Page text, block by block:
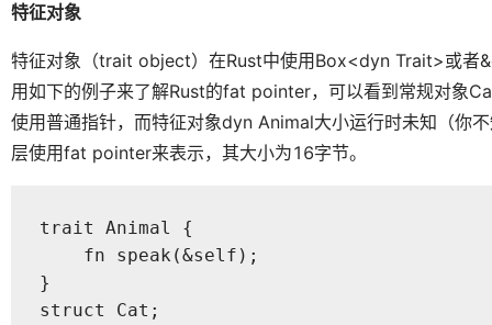
特征对象
特征对象（trait object）在Rust中使用Box<dyn Trait>或者
用如下的例子来了解Rust的fat pointer，可以看到常规对象
使用普通指针，而特征对象dyn Animal大小运行时未知（你
层使用fat pointer来表示，其大小为16字节。
trait Animal {
    fn speak(&self);
}
struct Cat;